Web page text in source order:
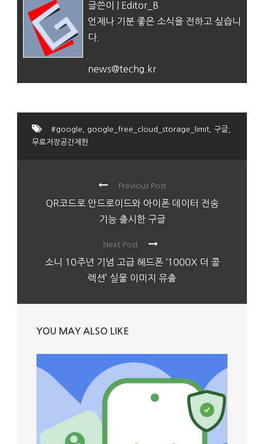
글쓴이 | Editor_B
언제나 기분 좋은 소식을 전하고 싶습니
다.
news@techg.kr
#google google_free_cloud_storage_limit 구글
무료저장공간제한
Previous Post
QR코드로 안드로이드와 아이폰 데이터 전송
기능 출시한 구글
Next Post
소니 10주년 기념 고급 헤드폰 ‘1000X 더 콜
렉션’ 실물 이미지 유출
YOU MAY ALSO LIKE